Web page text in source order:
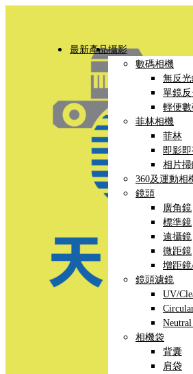
最新產品攝影
數碼相機
無反
單鏡
輕便
菲林相機
菲林
即影
相片
360及運動相
鏡頭
廣角鏡
標準鏡
遠攝鏡
微距鏡
增距
鏡頭濾鏡
UV/
相機袋
背囊
肩袋